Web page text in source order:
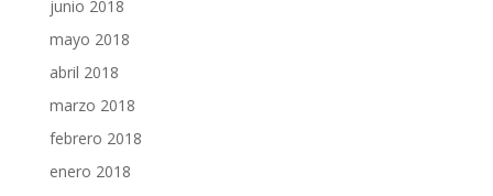
junio 2018
mayo 2018
abril 2018
marzo 2018
febrero 2018
enero 2018